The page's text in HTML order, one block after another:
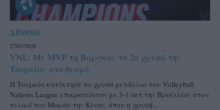
ΔΙΕΘΝΗ
27/07/2026
VNL: Με MVP τη Βάργκας το 2ο χρυσό της
Τουρκίας στο θεσμό
H Τουρκία κατέκτησε το χρυσό μετάλλιο του Volleyball
Nations League επικρατώντας με 3-1 σετ της Βραζιλίας στον
τελικό του Μακάο της Κίνας, όπου η χρυσή...